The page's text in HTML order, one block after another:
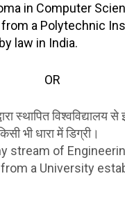
in Computer
from a Polytechnic
law in India.
OR
स्थापित विश्वविद्यालय
भी धारा में डिग्री।
stream of
a University